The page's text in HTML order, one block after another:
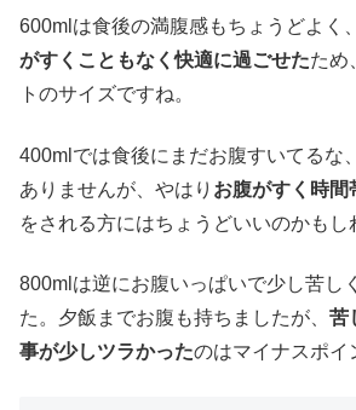
600mlは食後の満腹感もちょうどよく
がすくこともなく快適に過ごせたため
トのサイズですね。
400mlでは食後にまだお腹すいてるな
ありませんが、やはり お腹がすく時間
をされる方にはちょうどいいのかもし
800mlは逆にお腹いっぱいで少し苦し
た。夕飯までお腹も持ちましたが、 苦
事が少しツラかったのはマイナスポイ